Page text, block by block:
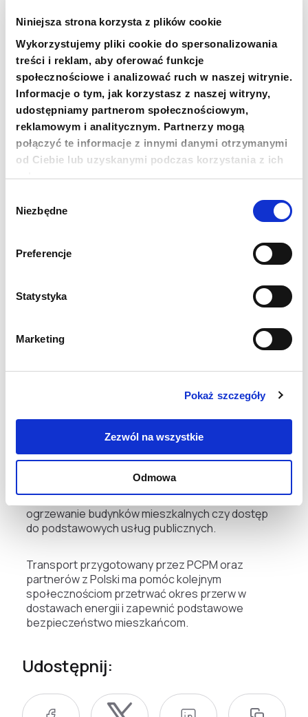
Niniejsza strona korzysta z plików cookie
Wykorzystujemy pliki cookie do spersonalizowania
treści i reklam, aby oferować funkcje
społecznościowe i analizować ruch w naszej witrynie.
Informacje o tym, jak korzystasz z naszej witryny,
udostępniamy partnerom społecznościowym,
reklamowym i analitycznym. Partnerzy mogą
połączyć te informacje z innymi danymi otrzymanymi
od Ciebie lub uzyskanymi podczas korzystania z ich
usług.
zgody
Niezbędne
Preferencje
Statystyka
Marketing
Pokaż szczegóły
Zezwól na wszystkie
Odmowa
obsługującej budynki mieszkalne,
do Buczy – dla instytucji socjalnych i centrów
usług administracyjnych.
Wsparcie trafi również do oddziału ratowniczo-
gaśniczego specjalnego przeznaczenia
Państwowej Służby Ukrainy ds. Sytuacji
Nadzwyczajnych w obwodzie winnickim.
Energia dla szpitali i przychodni
Dzięki współpracy z ukraińską organizacją
Hardyźkiej” stacje zasilające zostaną przekazane
do wielu placówek medycznych i edukacyjnych,
Masziwce czy gimnazjum nr 2 w Hradyźku.
Dodatkowo wieś Maksymówka otrzyma agregat
prądotwórczy, który pomoże zapewnić
Wsparcie w czasie kryzysu
energetycznego
Pomoc energetyczna jest dziś jedną z
najważniejszych form wsparcia dla Ukrainy. W wielu
miejscowościach generatory i mobilne stacje
zasilające pozwalają utrzymać działanie szpitali,
ogrzewanie budynków mieszkalnych czy dostęp
do podstawowych usług publicznych.
Transport przygotowany przez PCPM oraz
partnerów z Polski ma pomóc kolejnym
społecznościom przetrwać okres przerw w
dostawach energii i zapewnić podstawowe
bezpieczeństwo mieszkańcom.
Udostępnij: